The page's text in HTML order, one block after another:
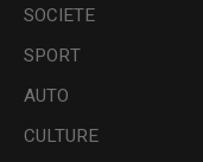
SOCIETE
SPORT
AUTO
CULTURE